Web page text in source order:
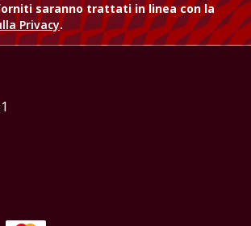
saranno trattati in linea con la
Privacy.